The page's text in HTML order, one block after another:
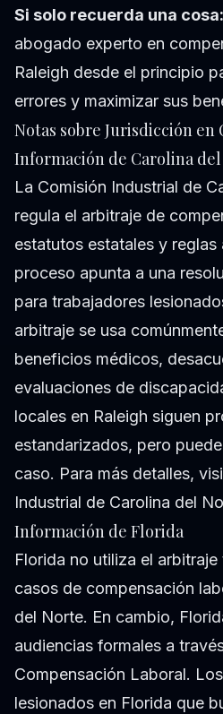
Si solo recuerda una cosa:
abogado experto en
Raleigh desde el principio
errores y maximizar sus
Notas sobre Jurisdicción
Información de Carolina
La Comisión Industrial de
regula el arbitraje de
estatutos estatales y reglas
proceso apunta a una
para trabajadores
arbitraje se usa
beneficios médicos,
evaluaciones de
locales en Raleigh siguen
estandarizados, pero
caso. Para más detalles,
Industrial de Carolina del
Información de Florida
Florida no utiliza el
casos de compensación
del Norte. En cambio,
audiencias formales a
Compensación Laboral.
lesionados en Florida que